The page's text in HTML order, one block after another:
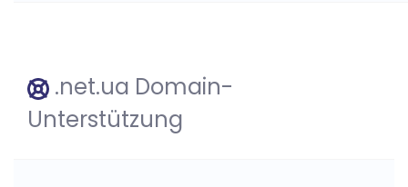
.net.ua Domain-
Unterstützung